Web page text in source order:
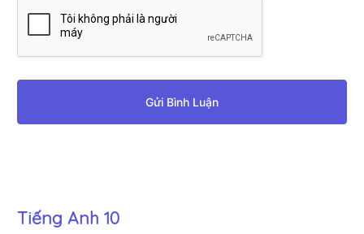
Gửi Bình Luận
Tiếng Anh 10